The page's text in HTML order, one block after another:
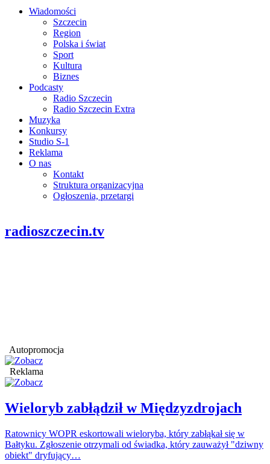
Wiadomości
Szczecin
Region
Polska i świat
Sport
Kultura
Biznes
Podcasty
Radio Szczecin
Radio Szczecin Extra
Muzyka
Konkursy
Studio S-1
Reklama
O nas
Kontakt
Struktura organizacyjna
Ogłoszenia, przetargi
radioszczecin.tv
Autopromocja
Reklama
Wieloryb zabłądził w Międzyzdrojach
Ratownicy WOPR eskortowali wieloryba, który zabłąkał się w
Bałtyku. Zgłoszenie otrzymali od świadka, który zauważył "dziwny
obiekt" dryfujący…